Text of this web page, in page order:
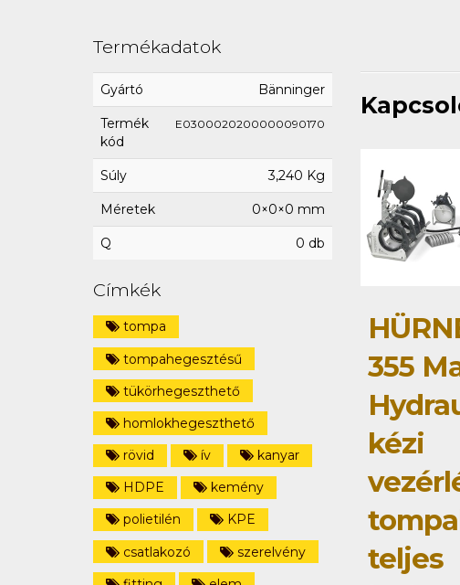
Termékadatok
Gyártó Bänninger
Termék
kód
E0300020200000090170
Súly 3,240 Kg
Méretek 0×0×0 mm
Q 0 db
Címkék
tompa
tompahegesztésű
tükörhegeszthető
homlokhegeszthető
rövid
ív
kanyar
HDPE
kemény
polietilén
KPE
csatlakozó
szerelvény
355
kézi
teljes